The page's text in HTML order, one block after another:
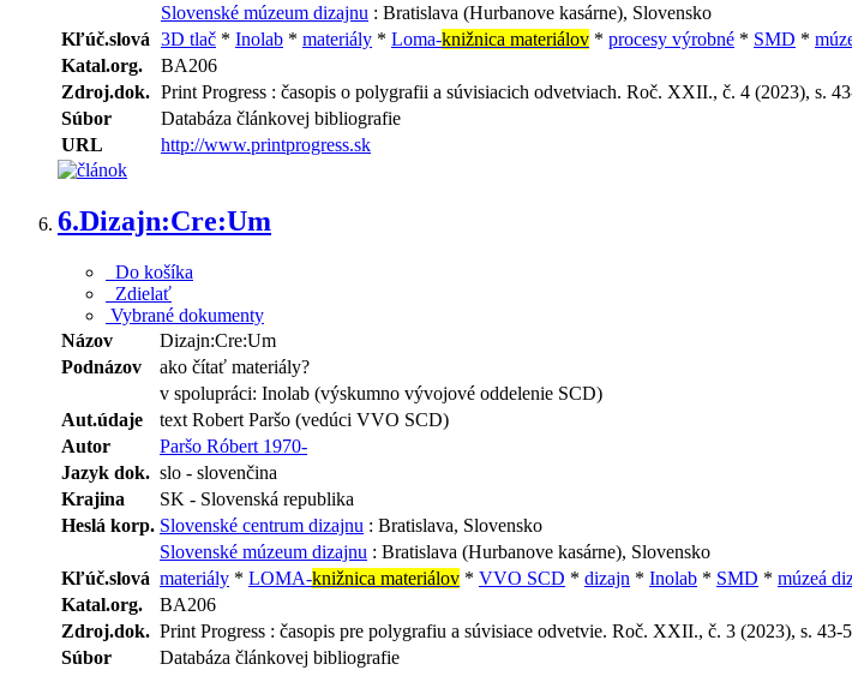
Slovenské múzeum dizajnu : Bratislava (Hurbanove kasárne), Slovensko
Kľúč.slová 3D tlač * Inolab * materiály * Loma-knižnica materiálov * procesy výrobné * SMD *
Katal.org.
BA206
Zdroj.dok. Print Progress : časopis o polygrafii a súvisiacich odvetviach. Roč. XXII., č. 4 (2023), s.
Súbor
Databáza článkovej bibliografie
URL
http://www.printprogress.sk
6.Dizajn:Cre:Um
Do košíka
Zdielať
Vybrané dokumenty
Názov
Dizajn:Cre:Um
Podnázov
ako čítať materiály?
v spolupráci: Inolab (výskumno vývojové oddelenie SCD)
Aut.údaje
text Robert Paršo (vedúci VVO SCD)
Autor
Paršo Róbert 1970-
Jazyk dok. slo - slovenčina
Krajina
SK - Slovenská republika
Heslá korp. Slovenské centrum dizajnu : Bratislava, Slovensko
Slovenské múzeum dizajnu : Bratislava (Hurbanove kasárne), Slovensko
Kľúč.slová materiály * LOMA-knižnica materiálov * VVO SCD * dizajn * Inolab * SMD * múzeá
Katal.org.
BA206
Zdroj.dok. Print Progress : časopis pre polygrafiu a súvisiace odvetvie. Roč. XXII., č. 3 (2023), s. 43-
Súbor
Databáza článkovej bibliografie